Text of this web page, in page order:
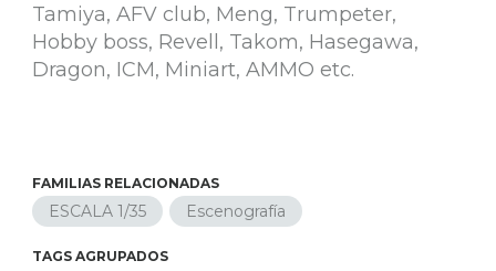
Tamiya, AFV club, Meng, Trumpeter,
Hobby boss, Revell, Takom, Hasegawa,
Dragon, ICM, Miniart, AMMO etc.
FAMILIAS RELACIONADAS
ESCALA 1/35 Escenografía
TAGS AGRUPADOS